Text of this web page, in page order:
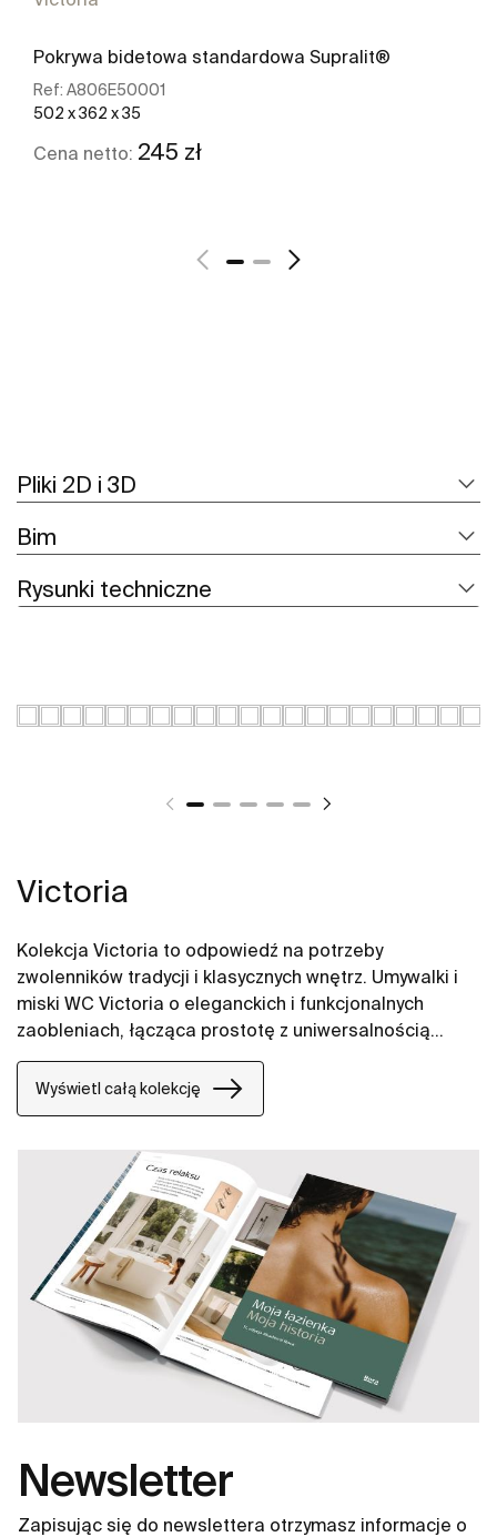
Pokrywa bidetowa standardowa Supralit®
Ref: A806E50001
502 x 362 x 35
Cena netto: 245 zł
Pliki 2D i 3D
Bim
Rysunki techniczne
Victoria
Kolekcja Victoria to odpowiedź na potrzeby
zwolenników tradycji i klasycznych wnętrz. Umywalki i
miski WC Victoria o eleganckich i funkcjonalnych
zaobleniach, łącząca prostotę z uniwersalnością
oferuje sprawdzone rozwiązania.
Wyświetl całą kolekcję
Newsletter
Zapisując się do newslettera otrzymasz informacje o